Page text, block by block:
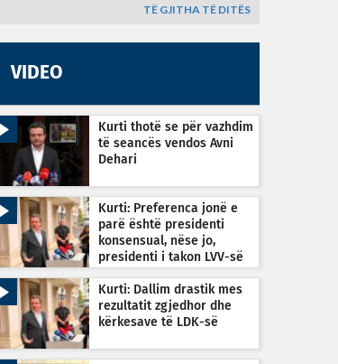
TË GJITHA TË DITËS
VIDEO
Kurti thotë se për vazhdim
të seancës vendos Avni
Dehari
Kurti: Preferenca jonë e
parë është presidenti
konsensual, nëse jo,
presidenti i takon LVV-së
Kurti: Dallim drastik mes
rezultatit zgjedhor dhe
kërkesave të LDK-së